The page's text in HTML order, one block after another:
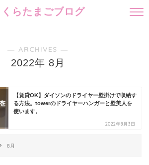
くらたまごブログ
― ARCHIVES ―
2022年 8月
【賃貸OK】ダイソンのドライヤー壁掛けで収納す
る方法。towerのドライヤーハンガーと壁美人を
使います。
2022年8月3日
8月